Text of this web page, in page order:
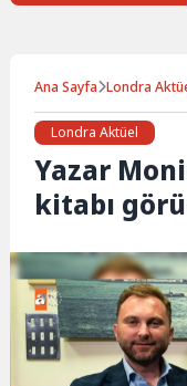
Ana Sayfa Londra
Londra Aktüel
Yazar
kitabı